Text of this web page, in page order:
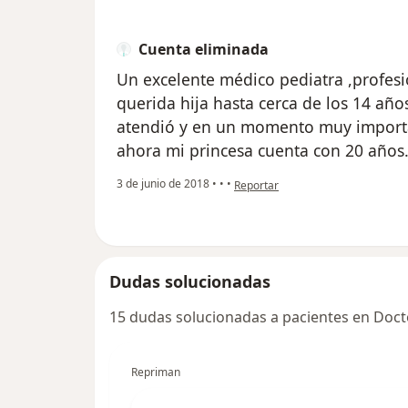
Cuenta eliminada
Un excelente médico pediatra
querida hija hasta cerca de los 14
atendió y en un momento muy
ahora mi princesa cuenta con 20
3 de junio de 2018 • • • en opinión del usuario Cuenta
Reportar
Dudas solucionadas
15 dudas solucionadas a pacientes en
Repriman